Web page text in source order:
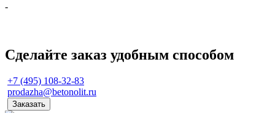
-
Сделайте заказ удобным способом
+7 (495) 108-32-83
prodazha@betonolit.ru
Заказать